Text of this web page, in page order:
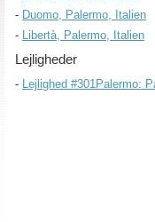
Duomo, Palermo, Italien
Libertà, Palermo, Italien
Lejligheder
Lejlighed #301Palermo: